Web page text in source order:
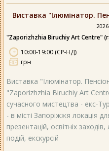
Виставка "Ілюмінатор.
"Zaporizhzhia Biruchiy Art Centre"
10:00-19:00 (СР-НД)
грн
Виставка "Ілюмінатор.
"Zaporizhzhia Biruchiy Art
сучасного мистецтва - екс-
- в місті Запоріжжя локація
презентацій, освітніх
подій, екскурсій